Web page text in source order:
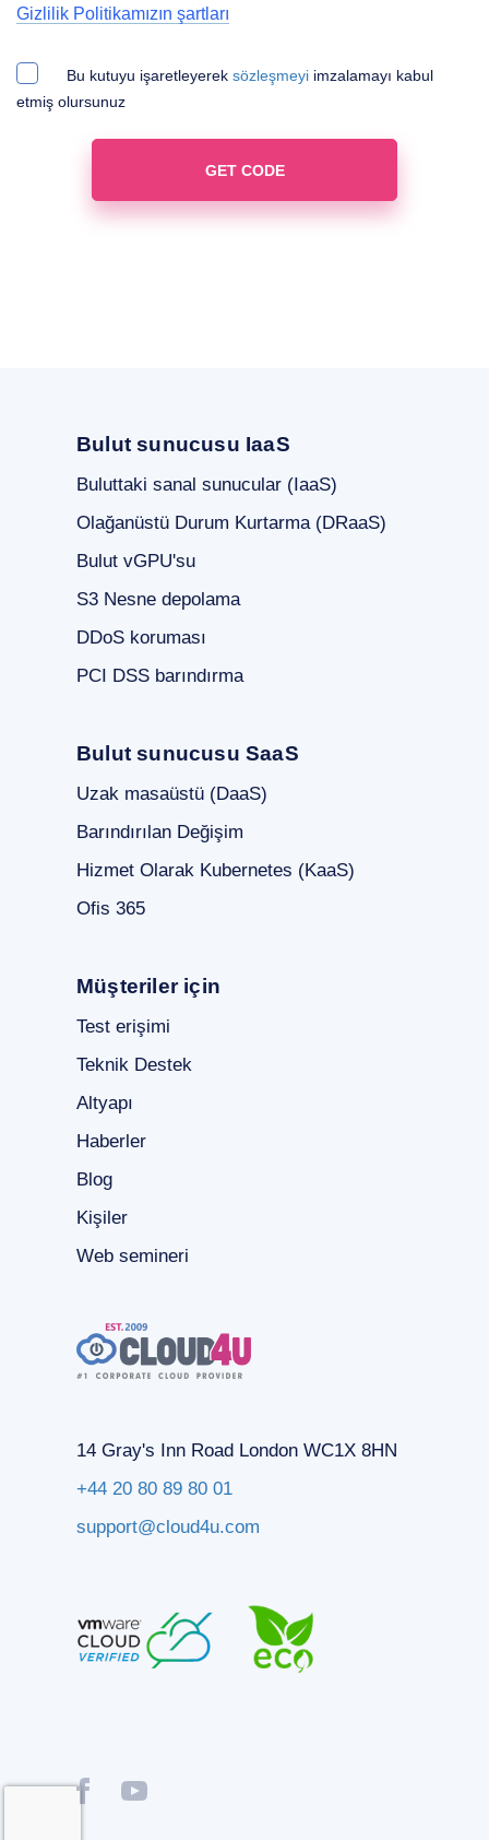
Gizlilik Politikamızın şartları
Bu kutuyu işaretleyerek sözleşmeyi imzalamayı kabul
etmiş olursunuz
GET CODE
Bulut sunucusu IaaS
Buluttaki sanal sunucular (IaaS)
Olağanüstü Durum Kurtarma (DRaaS)
Bulut vGPU'su
S3 Nesne depolama
DDoS koruması
PCI DSS barındırma
Bulut sunucusu SaaS
Uzak masaüstü (DaaS)
Barındırılan Değişim
Hizmet Olarak Kubernetes (KaaS)
Ofis 365
Müşteriler için
Test erişimi
Teknik Destek
Altyapı
Haberler
Blog
Kişiler
Web semineri
14 Gray's Inn Road London WC1X 8HN
+44 20 80 89 80 01
support@cloud4u.com